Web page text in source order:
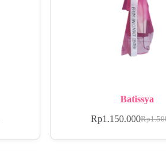
Batissya
Rp
Rp1.150.000